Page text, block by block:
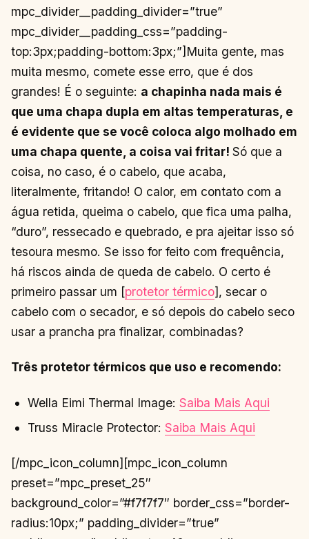
mpc_divider__padding_divider=”true”
mpc_divider__padding_css=”padding-
top:3px;padding-bottom:3px;”]Muita gente, mas
muita mesmo, comete esse erro, que é dos
grandes! É o seguinte: a chapinha nada mais é
que uma chapa dupla em altas temperaturas, e
é evidente que se você coloca algo molhado em
uma chapa quente, a coisa vai fritar! Só que a
coisa, no caso, é o cabelo, que acaba,
literalmente, fritando! O calor, em contato com a
água retida, queima o cabelo, que fica uma palha,
“duro”, ressecado e quebrado, e pra ajeitar isso só
tesoura mesmo. Se isso for feito com frequência,
há riscos ainda de queda de cabelo. O certo é
primeiro passar um [protetor térmico], secar o
cabelo com o secador, e só depois do cabelo seco
usar a prancha pra finalizar, combinadas?
Três protetor térmicos que uso e recomendo:
Wella Eimi Thermal Image:Saiba Mais Aqui
Truss Miracle Protector:Saiba Mais Aqui
[/mpc_icon_column][mpc_icon_column
preset=”mpc_preset_25″
background_color=”#f7f7f7″ border_css=”border-
radius:10px;” padding_divider=”true”